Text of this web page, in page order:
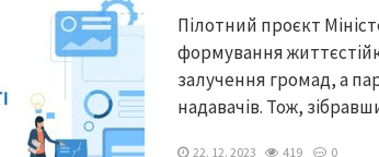
Пілотний проєкт
формування
залучення громад, а
надавачів. Тож,
22. 12. 2023 419 0